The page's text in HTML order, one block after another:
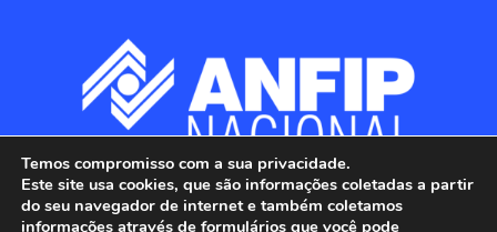
Temos compromisso com a sua privacidade.
Este site usa cookies, que são informações coletadas a partir
do seu navegador de internet e também coletamos
informações através de formulários que você pode